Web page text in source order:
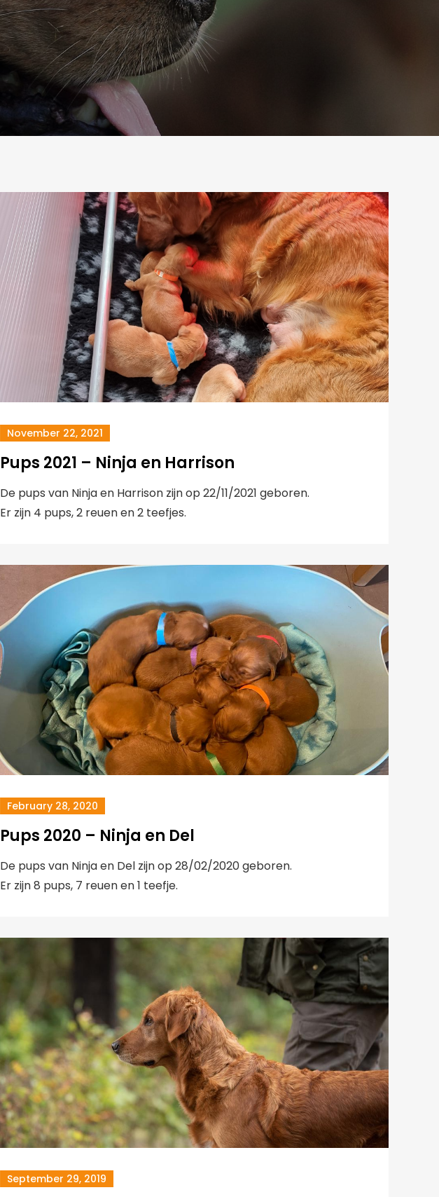
November 22, 2021
Pups 2021 – Ninja en Harrison
De pups van Ninja en Harrison zijn op 22/11/2021 geboren.
Er zijn 4 pups, 2 reuen en 2 teefjes.
February 28, 2020
Pups 2020 – Ninja en Del
De pups van Ninja en Del zijn op 28/02/2020 geboren.
Er zijn 8 pups, 7 reuen en 1 teefje.
September 29, 2019